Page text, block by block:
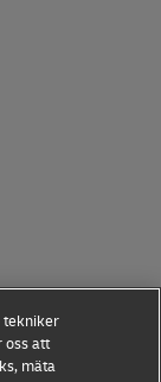
tekniker
oss att
mäta